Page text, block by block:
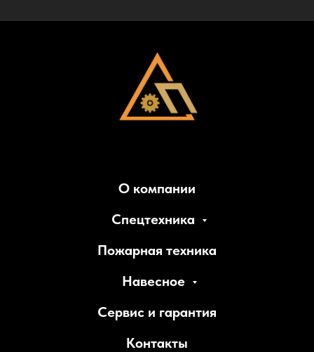
О компании
Спецтехника
Пожарная техника
Навесное
Сервис и гарантия
Контакты